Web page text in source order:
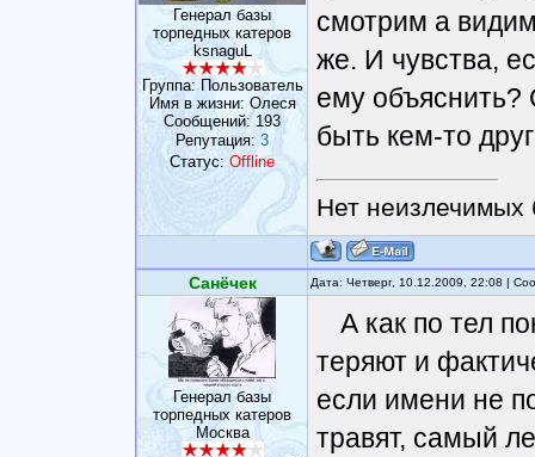
Генерал базы
торпедных катеров
ksnaguL
Группа: Пользователь
Имя в жизни: Олеся
Сообщений: 193
Репутация: 3
Статус: Offline
смотрим а
же. И чувства,
ему объяснить?
быть кем-то
Нет неизлечимых
Санёчек Дата: Четверг, 10.12.2009, 22:08 |
Генерал базы
торпедных катеров
Москва
А как по тел
теряют и
если имени не
травят, самый